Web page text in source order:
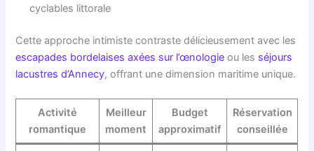
cyclables littorale
Cette approche intimiste contraste délicieusement avec les
escapades bordelaises axées sur l’œnologie ou les séjours
lacustres d’Annecy, offrant une dimension maritime unique.
Activité
romantique
Meilleur
moment
Budget
approximatif
Réservation
conseillée